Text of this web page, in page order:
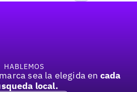
HABLEMOS
sea la elegida en cada
local.